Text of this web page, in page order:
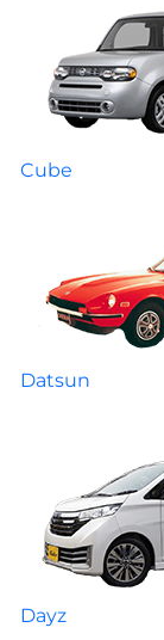
Cube
Datsun
Dayz